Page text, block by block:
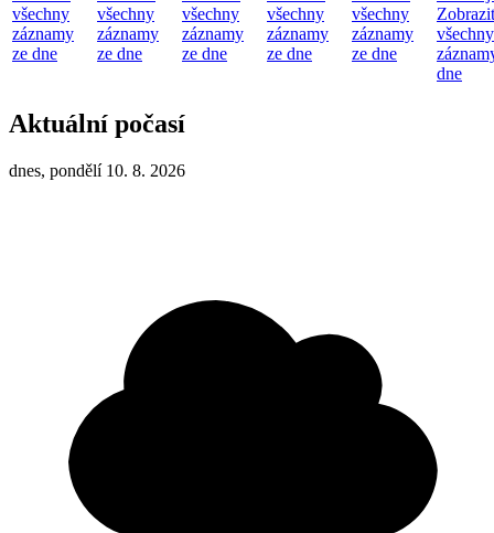
všechny
záznamy
ze dne
všechny
záznamy
ze dne
všechny
záznamy
ze dne
všechny
záznamy
ze dne
všechny
záznamy
ze dne
Zobrazit
všechny
dne
Aktuální počasí
dnes, pondělí 10. 8. 2026